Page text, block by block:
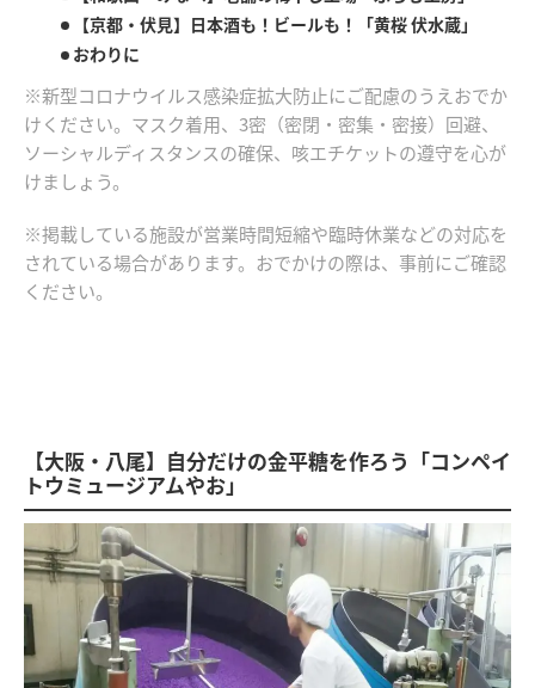
【京都・伏見】日本酒も！ビールも！「黄桜 伏水蔵」
おわりに
※新型コロナウイルス感染症拡大防止にご配慮のうえおでか
けください。マスク着用、3密（密閉・密集・密接）回避、
ソーシャルディスタンスの確保、咳エチケットの遵守を心が
けましょう。
※掲載している施設が営業時間短縮や臨時休業などの対応を
されている場合があります。おでかけの際は、事前にご確認
ください。
【大阪・八尾】自分だけの金平糖を作ろう「コンペイ
トウミュージアムやお」